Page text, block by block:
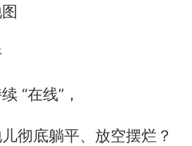
“在线”，
彻底躺平、放空摆烂？